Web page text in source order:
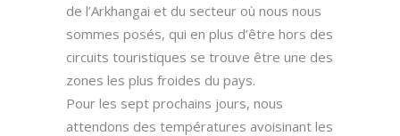
de l’Arkhangai et du secteur où nous nous
sommes posés, qui en plus d’être hors des
circuits touristiques se trouve être une des
zones les plus froides du pays.
Pour les sept prochains jours, nous
attendons des températures avoisinant les